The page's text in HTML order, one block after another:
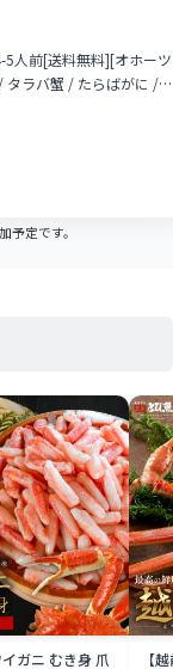
人前[送料無料][オホーツ
タラバ蟹 / たらばがに /
定です。
イガニ むき身 爪
【